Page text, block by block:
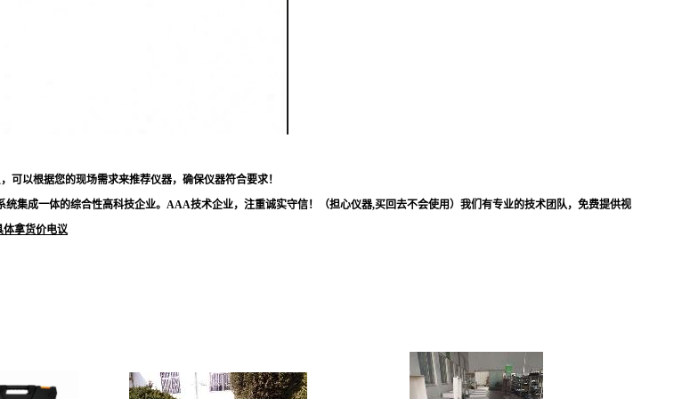
可以根据您的现场需求来推荐仪器，确保仪器符合要求！
集成一体的综合性高科技企业。AAA技术企业，注重诚实守信！（担心仪器,买回去不会使用）我们有专业的技术团队，免费提供视
体拿货价电议